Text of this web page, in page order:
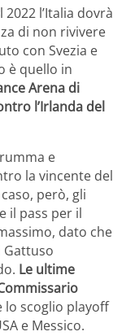
l’Italia dovrà
di non rivivere
con Svezia e
è quello in
Arena di
l’Irlanda del
e
la vincente del
però, gli
il pass per il
dato che
Gattuso
Le ultime
lo scoglio playoff
e Messico.